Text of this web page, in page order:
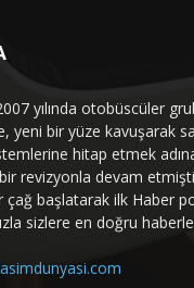
yılında otobüscüler
yeni bir yüze kavuşarak
hitap etmek
revizyonla devam
çağ başlatarak ilk Haber
sizlere en doğru